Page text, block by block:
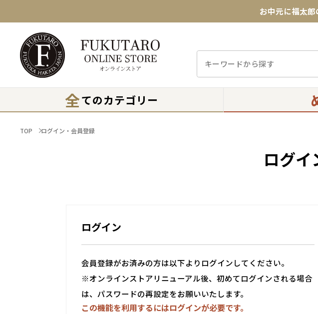
お中元に福太
【色々な味を試し
送料全国一律770
全てのカテゴリー
TOP ログイン・会員登録
ログイ
ログイン
会員登録がお済みの方は以下よりログインしてください。
※オンラインストアリニューアル後、初めてログインされる場合
は、パスワードの再設定をお願いいたします。
この機能を利用するにはログインが必要です。